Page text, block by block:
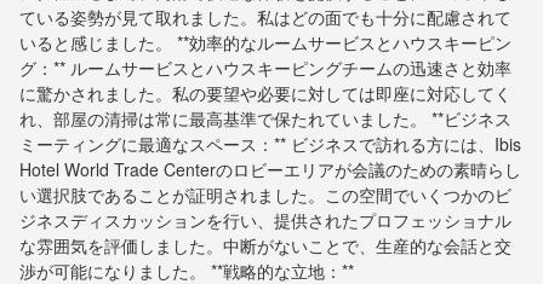
ている姿勢が見て取れました。私はどの面でも十分に配慮されて
いると感じました。 **効率的なルームサービスとハウスキーピン
グ：** ルームサービスとハウスキーピングチームの迅速さと効率
に驚かされました。私の要望や必要に対しては即座に対応してく
れ、部屋の清掃は常に最高基準で保たれていました。 **ビジネス
ミーティングに最適なスペース：** ビジネスで訪れる方には、Ibis
Hotel World Trade Centerのロビーエリアが会議のための素晴らし
い選択肢であることが証明されました。この空間でいくつかのビ
ジネスディスカッションを行い、提供されたプロフェッショナル
な雰囲気を評価しました。中断がないことで、生産的な会話と交
渉が可能になりました。 **戦略的な立地：**